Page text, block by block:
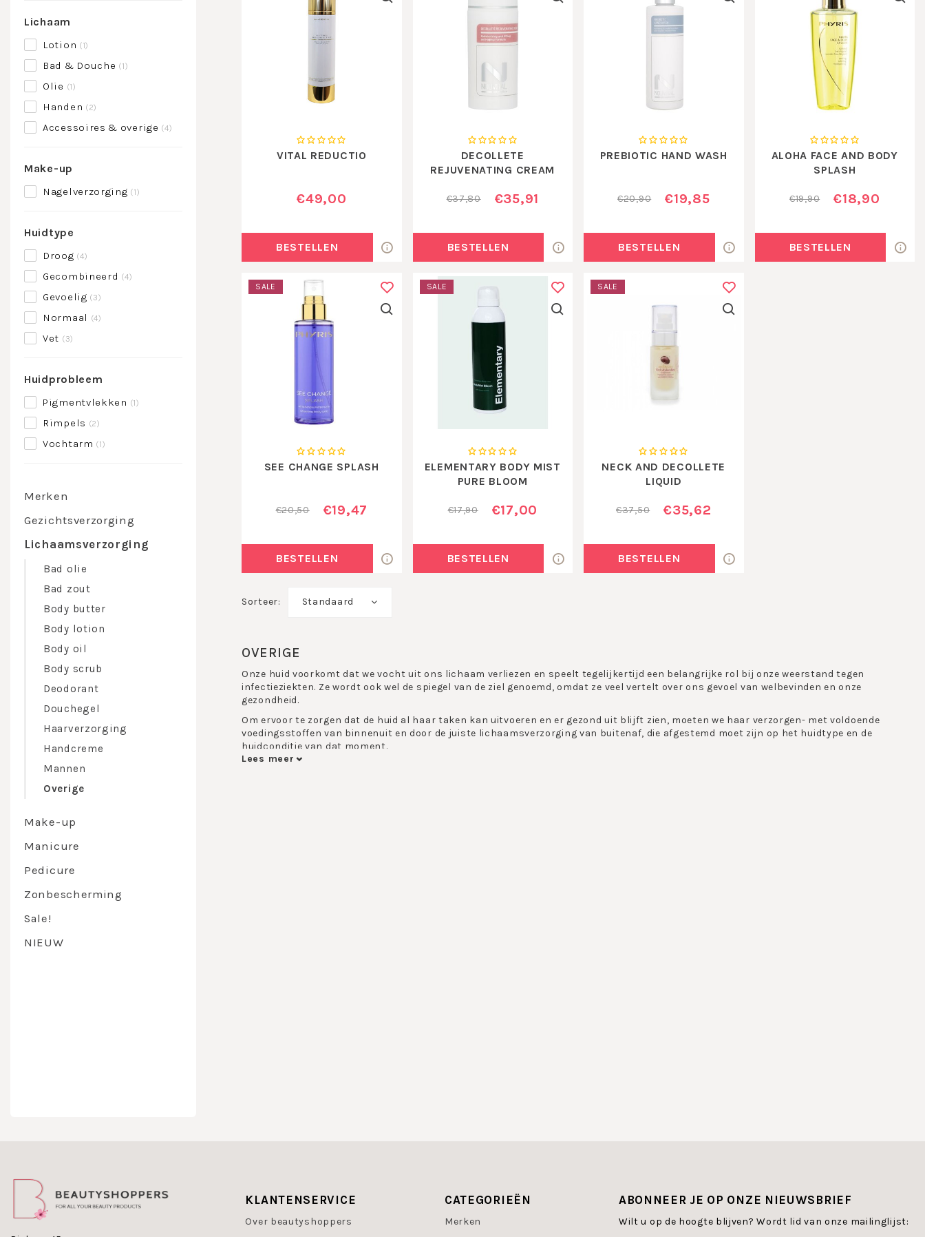
Lichaam
Lotion (1)
Bad & Douche (1)
Olie (1)
Handen (2)
Accessoires & overige (4)
Make-up
Nagelverzorging (1)
Huidtype
Droog (4)
Gecombineerd (4)
Gevoelig (3)
Normaal (4)
Vet (3)
Huidprobleem
Pigmentvlekken (1)
Rimpels (2)
Vochtarm (1)
Merken
Gezichtsverzorging
Lichaamsverzorging
Bad olie
Bad zout
Body butter
Body lotion
Body oil
Body scrub
Deodorant
Douchegel
Haarverzorging
Handcreme
Mannen
Overige
Make-up
Manicure
Pedicure
Zonbescherming
Sale!
NIEUW
VITAL REDUCTIO
€49,00
BESTELLEN
DECOLLETE
REJUVENATING CREAM
€37,80 €35,91
BESTELLEN
PREBIOTIC HAND WASH
€20,90 €19,85
BESTELLEN
ALOHA FACE AND BODY
SPLASH
€19,90 €18,90
BESTELLEN
SALE
SEE CHANGE SPLASH
€20,50 €19,47
BESTELLEN
SALE
ELEMENTARY BODY MIST
PURE BLOOM
€17,90 €17,00
BESTELLEN
SALE
NECK AND DECOLLETE
LIQUID
€37,50 €35,62
BESTELLEN
Sorteer: Standaard
OVERIGE
Onze huid voorkomt dat we vocht uit ons lichaam verliezen en speelt tegelijkertijd een belangrijke rol bij onze weerstand tegen
infectieziekten. Ze wordt ook wel de spiegel van de ziel genoemd, omdat ze veel vertelt over ons gevoel van welbevinden en onze
gezondheid.
Om ervoor te zorgen dat de huid al haar taken kan uitvoeren en er gezond uit blijft zien, moeten we haar verzorgen- met voldoende
voedingsstoffen van binnenuit en door de juiste lichaamsverzorging van buitenaf, die afgestemd moet zijn op het huidtype en de
huidconditie van dat moment.
Lees meer
KLANTENSERVICE
Over beautyshoppers
CATEGORIEËN
Merken
ABONNEER JE OP ONZE NIEUWSBRIEF
Wilt u op de hoogte blijven? Wordt lid van onze mailinglijst: